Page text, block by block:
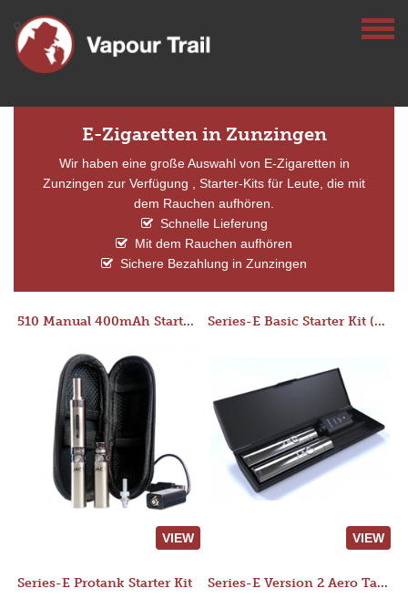
E-Zigaretten in Zunzingen
Wir haben eine große Auswahl von E-Zigaretten in
Zunzingen zur Verfügung , Starter-Kits für Leute, die mit
dem Rauchen aufhören.
Schnelle Lieferung
Mit dem Rauchen aufhören
Sichere Bezahlung in Zunzingen
510 Manual 400mAh Starter Kit
VIEW
Series-E Basic Starter Kit (No Tank)
VIEW
Series-E Protank Starter Kit Series-E Version 2 Aero Tank Starter Kit